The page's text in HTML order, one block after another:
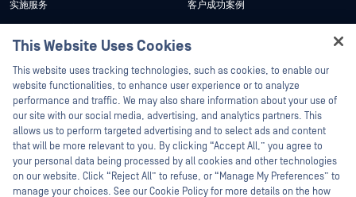
实施服务
技术文档
培训
漏洞计划
合作伙伴
认证
技术合作伙伴
渠道合作伙伴计划
客户成功案例
新闻报道
活动
网络研讨会
产品型录
白皮书
免费工具
This Website Uses Cookies
This website uses tracking technologies, such as cookies, to enable our
website functionalities, to enhance user experience or to analyze
performance and traffic. We may also share information about your use of
our site with our social media, advertising, and analytics partners. This
allows us to perform targeted advertising and to select ads and content
that will be more relevant to you. By clicking “Accept All,” you agree to
your personal data being processed by all cookies and other technologies
on our website. Click “Reject All” to refuse, or “Manage My Preferences” to
manage your choices. See our Cookie Policy for more details on the how